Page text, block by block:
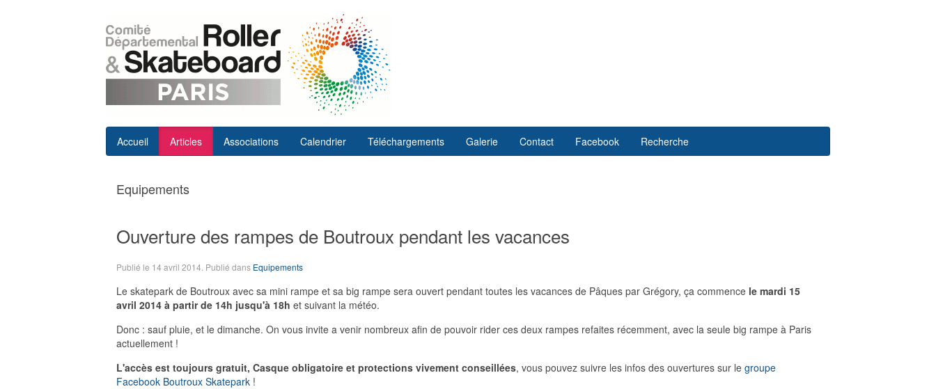
Accueil Articles Associations Calendrier Téléchargements Galerie Contact Facebook Recherche
Equipements
Ouverture des rampes de Boutroux pendant les vacances
Publié le 14 avril 2014 . Publié dans Equipements
Le skatepark de Boutroux avec sa mini rampe et sa big rampe sera ouvert pendant toutes les vacances de Pâques par Grégory, ça commence le mardi 15
avril 2014 à partir de 14h jusqu'à 18h et suivant la météo.
Donc : sauf pluie, et le dimanche. On vous invite a venir nombreux afin de pouvoir rider ces deux rampes refaites récemment, avec la seule big rampe à Paris
actuellement !
L'accès est toujours gratuit, Casque obligatoire et protections vivement conseillées, vous pouvez suivre les infos des ouvertures sur le groupe
Facebook Boutroux Skatepark !